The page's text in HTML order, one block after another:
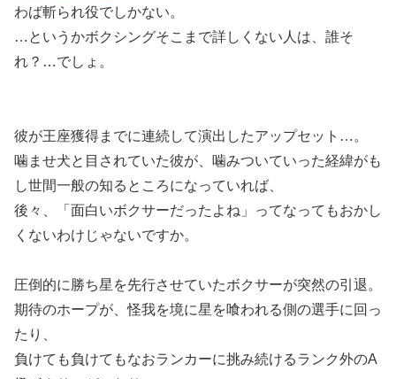
わば斬られ役でしかない。
…というかボクシングそこまで詳しくない人は、誰そ
れ？…でしょ。
彼が王座獲得までに連続して演出したアップセット…。
噛ませ犬と目されていた彼が、噛みついていった経緯がも
し世間一般の知るところになっていれば、
後々、「面白いボクサーだったよね」ってなってもおかし
くないわけじゃないですか。
圧倒的に勝ち星を先行させていたボクサーが突然の引退。
期待のホープが、怪我を境に星を喰われる側の選手に回っ
たり、
負けても負けてもなおランカーに挑み続けるランク外のA